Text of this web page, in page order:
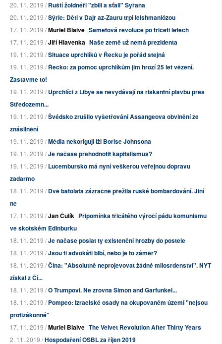
20. 11. 2019 /Ruští žoldnéři "zbili a sťali" Syřana
20. 11. 2019 /Sýrie: Děti v Dajr az-Zauru trpí leishmaniózou
17. 11. 2019 /Muriel Blaive Sametová revoluce po třiceti letech
17. 11. 2019 /Jiří Hlavenka Naše země už nemá prezidenta
19. 11. 2019 /Situace uprchlíků v Řecku je pořád stejná
19. 11. 2019 /Řecko: za pomoc uprchlíkům jim hrozí 25 let vězení.
Zastavme to!
19. 11. 2019 /Uprchlíci z Libye se nevydávají na riskantní plavbu přes
Středozemn...
19. 11. 2019 /Švédsko zrušilo vyšetřování Assangeova obvinění ze
znásilnění
19. 11. 2019 /Média nekorigují lži Borise Johnsona
19. 11. 2019 /Je načase přehodnotit kapitalismus?
19. 11. 2019 /Lucembursko má nyní veškerou veřejnou dopravu
zadarmo
18. 11. 2019 /Dvě batolata zázračně přežila ruské bombardování. Jiní
ne
17. 11. 2019 /Jan Čulík Připomínka třicátého výročí pádu komunismu
ve skotském Edinburku
18. 11. 2019 /Je načase poslat ty existenční hrozby do postele
18. 11. 2019 /Jsou ti advokáti blbí, nebo je to záměr?
18. 11. 2019 /Čína: "Absolutně neprojevovat žádné milosrdenství". NYT
získal z Čí...
18. 11. 2019 /O Trumpovi. Ne zrovna Simon and Garfunkel...
18. 11. 2019 /Pompeo: Izraelské osady na okupovaném území "nejsou
protizákonné"
17. 11. 2019 /Muriel Blaive The Velvet Revolution After Thirty Years
2. 11. 2019 /Hospodaření OSBL za říjen 2019